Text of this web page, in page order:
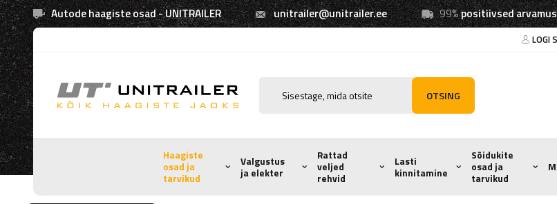
Autode haagiste osad - UNITRAILER unitrailer@unitrailer.ee 99%positiivsed
LOGI
OTSING
Haagiste
osad ja
tarvikud
Valgustus
ja elekter
Rattad
veljed
rehvid
Lasti
kinnitamine
Sõidukite
osad ja
tarvikud